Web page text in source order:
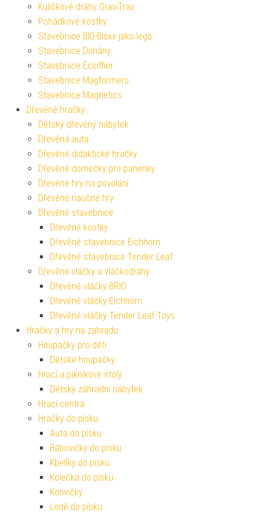
Kuličkové dráhy GraviTrax
Pohádkové kostky
Stavebnice BIG-Bloxx jako lego
Stavebnice Dohány
Stavebnice Écoiffier
Stavebnice Magformers
Stavebnice Magnetics
Dřevěné hračky
Dětský dřevěný nábytek
Dřevěná auta
Dřevěné didaktické hračky
Dřevěné domečky pro panenky
Dřevěné hry na povolání
Dřevěné naučné hry
Dřevěné stavebnice
Dřevěné kostky
Dřevěné stavebnice Eichhorn
Dřevěné stavebnice Tender Leaf
Dřevěné vláčky a vláčkodráhy
Dřevěné vláčky BRIO
Dřevěné vláčky Eichhorn
Dřevěné vláčky Tender Leaf Toys
Hračky a hry na zahradu
Houpačky pro děti
Dětské houpačky
Hrací a piknikové stoly
Dětský záhradní nábytek
Hrací centra
Hračky do písku
Auta do písku
Bábovičky do písku
Kbelíky do písku
Kolečka do písku
Konvičky
Lodě do písku